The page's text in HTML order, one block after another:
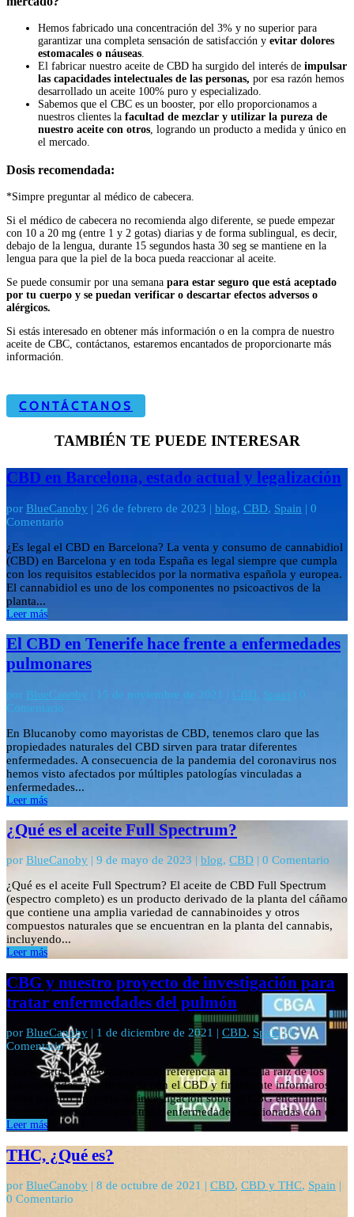
Hemos fabricado una concentración del 3% y no superior para
garantizar una completa sensación de satisfacción y evitar dolores
estomacales o náuseas.
El fabricar nuestro aceite de CBD ha surgido del interés de impulsar
las capacidades intelectuales de las personas, por esa razón hemos
desarrollado un aceite 100% puro y especializado.
Sabemos que el CBC es un booster, por ello proporcionamos a
nuestros clientes la facultad de mezclar y utilizar la pureza de
nuestro aceite con otros, logrando un producto a medida y único en
el mercado.
Dosis recomendada:
*Simpre preguntar al médico de cabecera.
Si el médico de cabecera no recomienda algo diferente, se puede empezar
con 10 a 20 mg (entre 1 y 2 gotas) diarias y de forma sublingual, es decir,
debajo de la lengua, durante 15 segundos hasta 30 seg se mantiene en la
lengua para que la piel de la boca pueda reaccionar al aceite.
Se puede consumir por una semana para estar seguro que está aceptado
por tu cuerpo y se puedan verificar o descartar efectos adversos o
alérgicos.
Si estás interesado en obtener más información o en la compra de nuestro
aceite de CBC, contáctanos, estaremos encantados de proporcionarte más
información.
CONTÁCTANOS
TAMBIÉN TE PUEDE INTERESAR
CBD en Barcelona, estado actual y legalización
por BlueCanoby | 26 de febrero de 2023 | blog, CBD, Spain | 0
Comentario
¿Es legal el CBD en Barcelona? La venta y consumo de cannabidiol
(CBD) en Barcelona y en toda España es legal siempre que cumpla
con los requisitos establecidos por la normativa española y europea.
El cannabidiol es uno de los componentes no psicoactivos de la
planta...
Leer más
El CBD en Tenerife hace frente a enfermedades
pulmonares
por BlueCanoby | 15 de noviembre de 2021 | CBD, Spain
| 0
Comentario
En Blucanoby como mayoristas de CBD, tenemos claro que las
propiedades naturales del CBD sirven para tratar diferentes
enfermedades. A consecuencia de la pandemia del coronavirus nos
hemos visto afectados por múltiples patologías vinculadas a
enfermedades...
Leer más
¿Qué es el aceite Full Spectrum?
por BlueCanoby | 9 de mayo de 2023 | blog, CBD | 0 Comentario
¿Qué es el aceite Full Spectrum? El aceite de CBD Full Spectrum
(espectro completo) es un producto derivado de la planta del cáñamo
que contiene una amplia variedad de cannabinoides y otros
compuestos naturales que se encuentran en la planta del cannabis,
incluyendo...
Leer más
CBG y nuestro proyecto de investigación para
tratar enfermedades del pulmón
por BlueCanoby | 1 de diciembre de 2021 | CBD, Spain| 0
Comentario
En este artículo queremos hacer referencia al CBG, la raíz de los
cannabinoides, su diferencia con el CBD y finalmente informaros
sobre nuestro proyecto de investigación sobre el CBG encaminado a
desarrollar productos para tratar enfermedades relacionadas con el...
Leer más
THC, ¿Qué es?
por BlueCanoby | 8 de octubre de 2021 | CBD, CBD y THC, Spain |
0 Comentario